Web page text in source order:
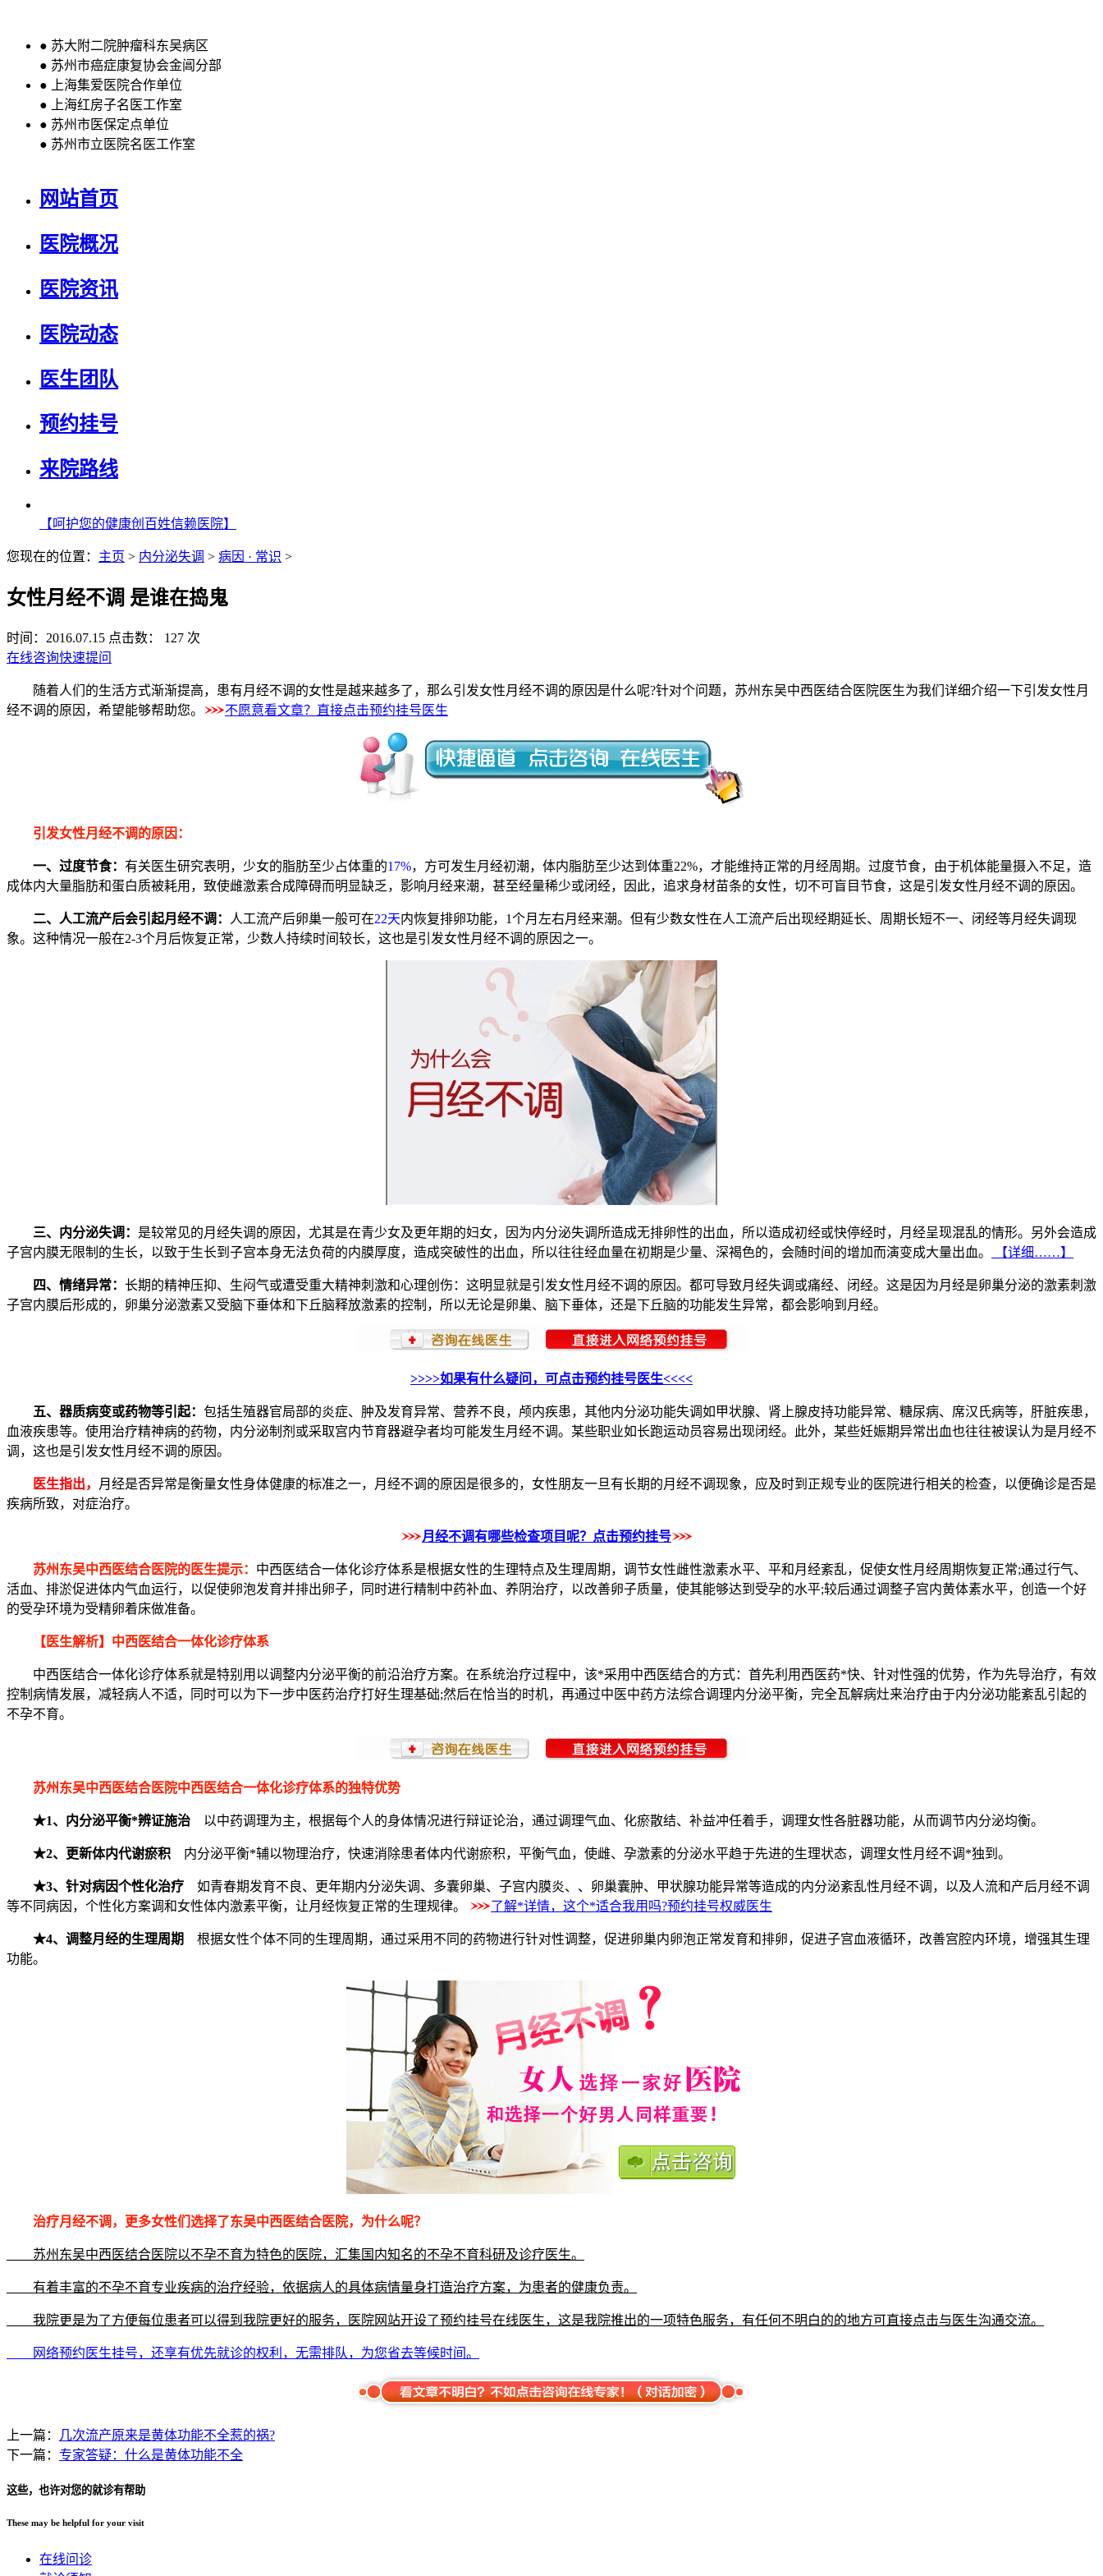
● 苏大附二院肿瘤科东吴病区
● 苏州市癌症康复协会金阊分部
● 上海集爱医院合作单位
● 上海红房子名医工作室
● 苏州市医保定点单位
● 苏州市立医院名医工作室
网站首页
医院概况
医院资讯
医院动态
医生团队
预约挂号
来院路线
【呵护您的健康创百姓信赖医院】
您现在的位置： 主页 > 内分泌失调 > 病因 · 常识 >
女性月经不调 是谁在捣鬼
时间：2016.07.15 点击数： 127 次
在线咨询快速提问
随着人们的生活方式渐渐提高，患有月经不调的女性是越来越多了，那么引发女性月经不调的原因是什么呢?针对个问题，苏州东吴中西医结合医院医生为我们详细介绍一下引发女性月
经不调的原因，希望能够帮助您。
不愿意看文章？直接点击预约挂号医生
引发女性月经不调的原因：
一、过度节食： 有关医生研究表明，少女的脂肪至少占体重的17%，方可发生月经初潮，体内脂肪至少达到体重22%，才能维持正常的月经周期。过度节食，由于机体能量摄入不足，造
成体内大量脂肪和蛋白质被耗用，致使雌激素合成障碍而明显缺乏，影响月经来潮，甚至经量稀少或闭经，因此，追求身材苗条的女性，切不可盲目节食，这是引发女性月经不调的原因。
二、人工流产后会引起月经不调： 人工流产后卵巢一般可在22天内恢复排卵功能，1个月左右月经来潮。但有少数女性在人工流产后出现经期延长、周期长短不一、闭经等月经失调现
象。这种情况一般在2-3个月后恢复正常，少数人持续时间较长，这也是引发女性月经不调的原因之一。
三、内分泌失调： 是较常见的月经失调的原因，尤其是在青少女及更年期的妇女，因为内分泌失调所造成无排卵性的出血，所以造成初经或快停经时，月经呈现混乱的情形。另外会造成
子宫内膜无限制的生长，以致于生长到子宫本身无法负荷的内膜厚度，造成突破性的出血，所以往往经血量在初期是少量、深褐色的，会随时间的增加而演变成大量出血。
【详细……】
四、情绪异常： 长期的精神压抑、生闷气或遭受重大精神刺激和心理创伤：这明显就是引发女性月经不调的原因。都可导致月经失调或痛经、闭经。这是因为月经是卵巢分泌的激素刺激
子宫内膜后形成的，卵巢分泌激素又受脑下垂体和下丘脑释放激素的控制，所以无论是卵巢、脑下垂体，还是下丘脑的功能发生异常，都会影响到月经。
>>>>如果有什么疑问，可点击预约挂号医生<<<<
五、器质病变或药物等引起： 包括生殖器官局部的炎症、肿及发育异常、营养不良，颅内疾患，其他内分泌功能失调如甲状腺、肾上腺皮持功能异常、糖尿病、席汉氏病等，肝脏疾患，
血液疾患等。使用治疗精神病的药物，内分泌制剂或采取宫内节育器避孕者均可能发生月经不调。某些职业如长跑运动员容易出现闭经。此外，某些妊娠期异常出血也往往被误认为是月经不
调，这也是引发女性月经不调的原因。
医生指出，
月经是否异常是衡量女性身体健康的标准之一，月经不调的原因是很多的，女性朋友一旦有长期的月经不调现象，应及时到正规专业的医院进行相关的检查，以便确诊是否是
疾病所致，对症治疗。
月经不调有哪些检查项目呢？点击预约挂号
苏州东吴中西医结合医院的医生提示： 中西医结合一体化诊疗体系是根据女性的生理特点及生理周期，调节女性雌性激素水平、平和月经紊乱，促使女性月经周期恢复正常;通过行气、
活血、排淤促进体内气血运行，以促使卵泡发育并排出卵子，同时进行精制中药补血、养阴治疗，以改善卵子质量，使其能够达到受孕的水平;较后通过调整子宫内黄体素水平，创造一个好
的受孕环境为受精卵着床做准备。
【医生解析】中西医结合一体化诊疗体系
中西医结合一体化诊疗体系就是特别用以调整内分泌平衡的前沿治疗方案。在系统治疗过程中，该*采用中西医结合的方式：首先利用西医药*快、针对性强的优势，作为先导治疗，有效
控制病情发展，减轻病人不适，同时可以为下一步中医药治疗打好生理基础;然后在恰当的时机，再通过中医中药方法综合调理内分泌平衡，完全瓦解病灶来治疗由于内分泌功能紊乱引起的
不孕不育。
苏州东吴中西医结合医院中西医结合一体化诊疗体系的独特优势
★1、内分泌平衡*辨证施治 以中药调理为主，根据每个人的身体情况进行辩证论治，通过调理气血、化瘀散结、补益冲任着手，调理女性各脏器功能，从而调节内分泌均衡。
★2、更新体内代谢瘀积 内分泌平衡*辅以物理治疗，快速消除患者体内代谢瘀积，平衡气血，使雌、孕激素的分泌水平趋于先进的生理状态，调理女性月经不调*独到。
★3、针对病因个性化治疗 如青春期发育不良、更年期内分泌失调、多囊卵巢、子宫内膜炎、、卵巢囊肿、甲状腺功能异常等造成的内分泌紊乱性月经不调，以及人流和产后月经不调
等不同病因，个性化方案调和女性体内激素平衡，让月经恢复正常的生理规律。
了解*详情，这个*适合我用吗?预约挂号权威医生
★4、调整月经的生理周期
根据女性个体不同的生理周期，通过采用不同的药物进行针对性调整，促进卵巢内卵泡正常发育和排卵，促进子宫血液循环，改善宫腔内环境，增强其生理
功能。
治疗月经不调，更多女性们选择了东吴中西医结合医院，为什么呢？
苏州东吴中西医结合医院以不孕不育为特色的医院，汇集国内知名的不孕不育科研及诊疗医生。
有着丰富的不孕不育专业疾病的治疗经验，依据病人的具体病情量身打造治疗方案，为患者的健康负责。
我院更是为了方便每位患者可以得到我院更好的服务，医院网站开设了预约挂号在线医生，这是我院推出的一项特色服务，有任何不明白的的地方可直接点击与医生沟通交流。
网络预约医生挂号，还享有优先就诊的权利，无需排队，为您省去等候时间。
上一篇：
几次流产原来是黄体功能不全惹的祸?
下一篇： 专家答疑：什么是黄体功能不全
这些，也许对您的就诊有帮助
These may be helpful for your visit
在线问诊